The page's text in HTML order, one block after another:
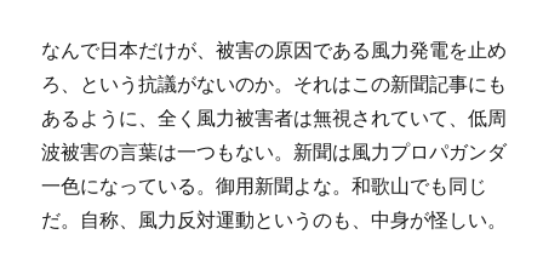
なんで日本だけが、被害の原因である風力発電を止め
ろ、という抗議がないのか。それはこの新聞記事にも
あるように、全く風力被害者は無視されていて、低周
波被害の言葉は一つもない。新聞は風力プロパガンダ
一色になっている。御用新聞よな。和歌山でも同じ
だ。自称、風力反対運動というのも、中身が怪しい。